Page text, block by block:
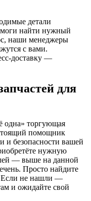
детали
найти нужный
наши менеджеры
с вами.
доставку —
для
одна» торгующая
помощник
и безопасности вашей
нужную
— выше на данной
Просто найдите
Если не нашли —
и ожидайте свой